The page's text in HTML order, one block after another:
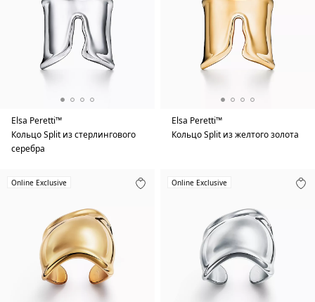
Elsa Peretti™
Кольцо Split из стерлингового
серебра
Elsa Peretti™
Кольцо Split из желтого золота
Online Exclusive Online Exclusive